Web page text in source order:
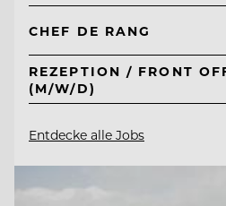
CHEF DE RANG
REZEPTION / FRONT
(M/W/D)
Entdecke alle Jobs